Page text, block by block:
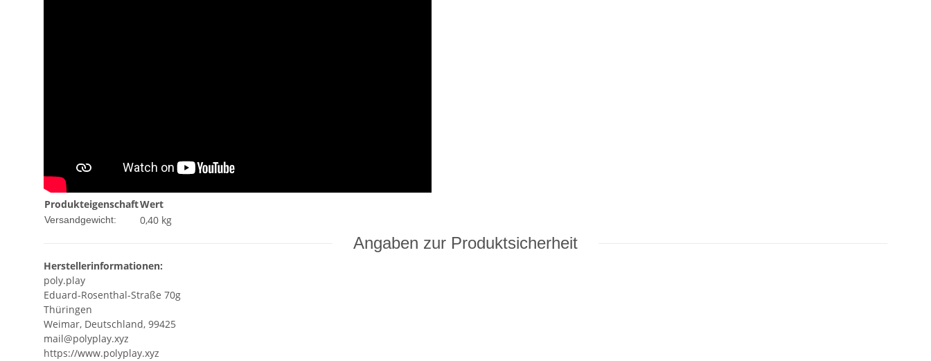
ProdukteigenschaftWert
Versandgewicht: 0,40 kg
Angaben zur Produktsicherheit
Herstellerinformationen:
poly.play
Eduard-Rosenthal-Straße 70g
Thüringen
Weimar, Deutschland, 99425
mail@polyplay.xyz
https://www.polyplay.xyz